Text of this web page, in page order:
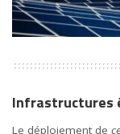
Infrastructures
Le déploiement de